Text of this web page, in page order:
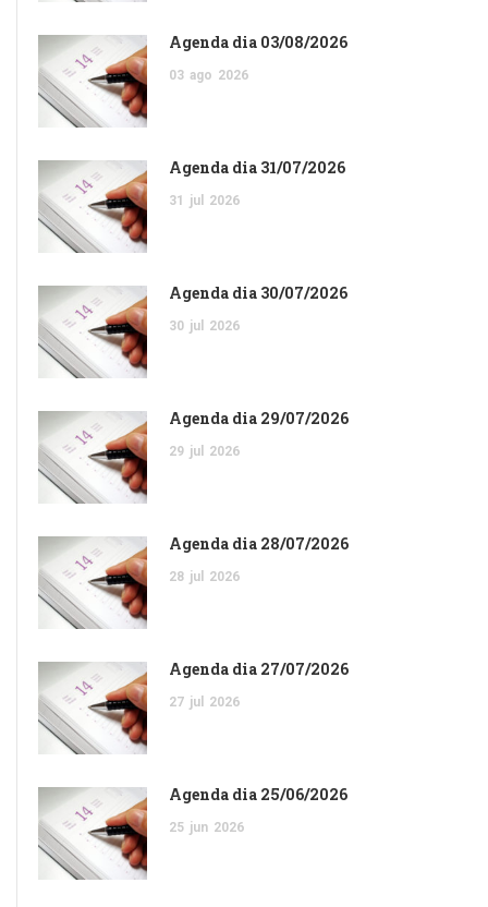
Agenda dia 03/08/2026
03 ago 2026
Agenda dia 31/07/2026
31 jul 2026
Agenda dia 30/07/2026
30 jul 2026
Agenda dia 29/07/2026
29 jul 2026
Agenda dia 28/07/2026
28 jul 2026
Agenda dia 27/07/2026
27 jul 2026
Agenda dia 25/06/2026
25 jun 2026